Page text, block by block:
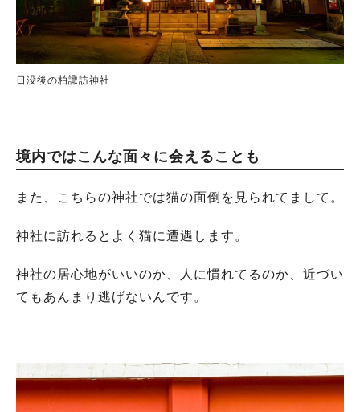
日没後の柏諏訪神社
境内ではこんな面々に会えることも
また、こちらの神社では猫の面倒を見られてまして。
神社に訪れるとよく猫に遭遇します。
神社の居心地がいいのか、人に慣れてるのか、近づい
てもあんまり逃げないんです。